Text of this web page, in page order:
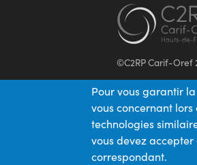
©C2RP Carif-Oref
Pour vous garantir
vous concernant lors
technologies
vous devez
correspondant.